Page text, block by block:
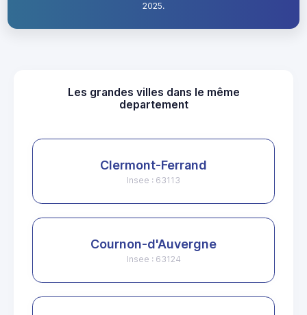
2025.
Les grandes villes dans le même
departement
Clermont-Ferrand
Insee : 63113
Cournon-d'Auvergne
Insee : 63124